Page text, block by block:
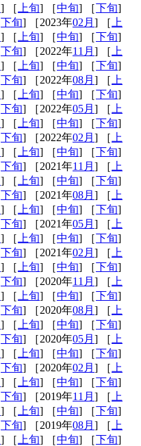
] ［ 上旬] ［中旬] ［下旬]
下旬] ［2023年02月 ] ［ 上
] ［ 上旬] ［中旬] ［下旬]
下旬] ［2022年11月 ] ［ 上
] ［ 上旬] ［中旬] ［下旬]
下旬] ［2022年08月 ] ［ 上
] ［ 上旬] ［中旬] ［下旬]
下旬] ［2022年05月 ] ［ 上
] ［ 上旬] ［中旬] ［下旬]
下旬] ［2022年02月 ] ［ 上
] ［ 上旬] ［中旬] ［下旬]
下旬] ［2021年11月 ] ［ 上
] ［ 上旬] ［中旬] ［下旬]
下旬] ［2021年08月 ] ［ 上
] ［ 上旬] ［中旬] ［下旬]
下旬] ［2021年05月 ] ［ 上
] ［ 上旬] ［中旬] ［下旬]
下旬] ［2021年02月 ] ［ 上
] ［ 上旬] ［中旬] ［下旬]
下旬] ［2020年11月 ] ［ 上
] ［ 上旬] ［中旬] ［下旬]
下旬] ［2020年08月 ] ［ 上
] ［ 上旬] ［中旬] ［下旬]
下旬] ［2020年05月 ] ［ 上
] ［ 上旬] ［中旬] ［下旬]
下旬] ［2020年02月 ] ［ 上
] ［ 上旬] ［中旬] ［下旬]
下旬] ［2019年11月 ] ［ 上
] ［ 上旬] ［中旬] ［下旬]
下旬] ［2019年08月 ] ［ 上
] ［ 上旬] ［中旬] ［下旬]